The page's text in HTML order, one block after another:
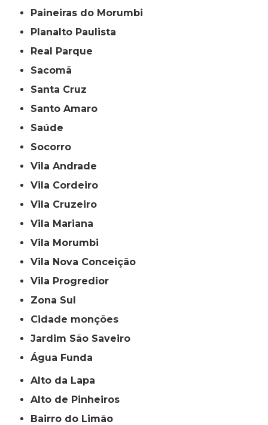
Paineiras do Morumbi
Planalto Paulista
Real Parque
Sacomã
Santa Cruz
Santo Amaro
Saúde
Socorro
Vila Andrade
Vila Cordeiro
Vila Cruzeiro
Vila Mariana
Vila Morumbi
Vila Nova Conceição
Vila Progredior
Zona Sul
cidade monções
jardim São Saveiro
Água Funda
Alto da Lapa
Alto de Pinheiros
Bairro do Limão